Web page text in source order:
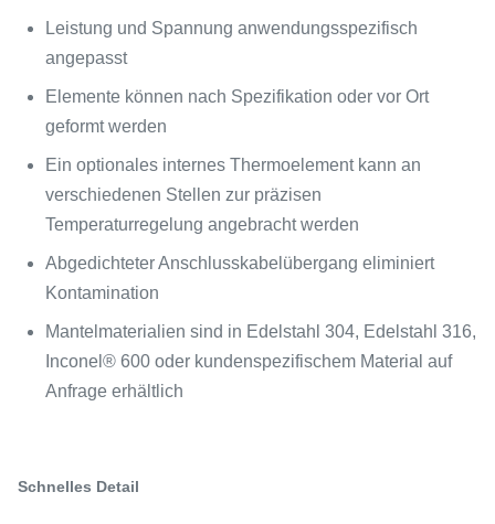
Leistung und Spannung anwendungsspezifisch
angepasst
Elemente können nach Spezifikation oder vor Ort
geformt werden
Ein optionales internes Thermoelement kann an
verschiedenen Stellen zur präzisen
Temperaturregelung angebracht werden
Abgedichteter Anschlusskabelübergang eliminiert
Kontamination
Mantelmaterialien sind in Edelstahl 304, Edelstahl 316,
Inconel® 600 oder kundenspezifischem Material auf
Anfrage erhältlich
Schnelles Detail